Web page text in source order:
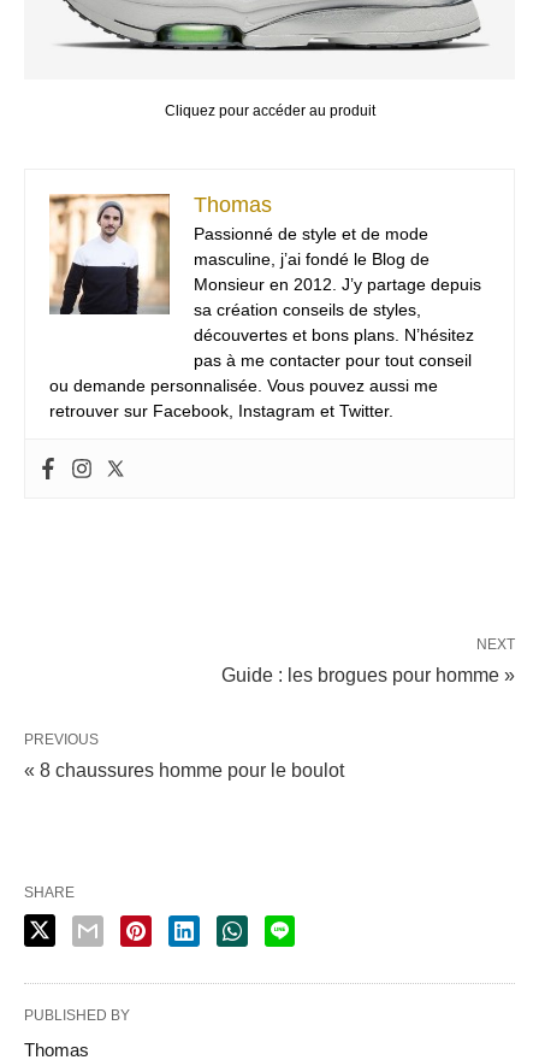
Cliquez pour accéder au produit
Thomas
Passionné de style et de mode
masculine, j’ai fondé le Blog de
Monsieur en 2012. J’y partage depuis
sa création conseils de styles,
découvertes et bons plans. N’hésitez
pas à me contacter pour tout conseil
ou demande personnalisée. Vous pouvez aussi me
retrouver sur Facebook, Instagram et Twitter.
NEXT
Guide : les brogues pour homme »
PREVIOUS
« 8 chaussures homme pour le boulot
SHARE
PUBLISHED BY
Thomas